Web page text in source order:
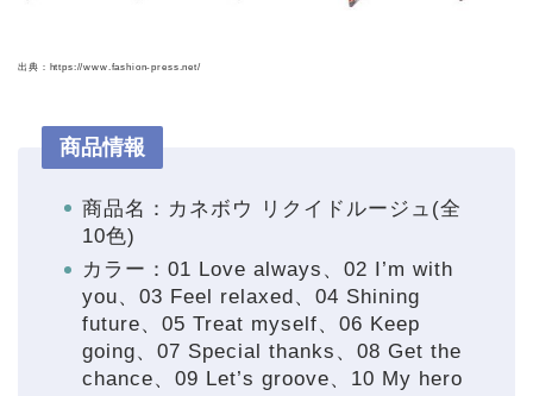
出典：https://www.fashion-press.net/
商品情報
商品名：カネボウ リクイドルージュ(全
10色)
カラー：01 Love always、02 I’m with
you、03 Feel relaxed、04 Shining
future、05 Treat myself、06 Keep
going、07 Special thanks、08 Get the
chance、09 Let’s groove、10 My hero